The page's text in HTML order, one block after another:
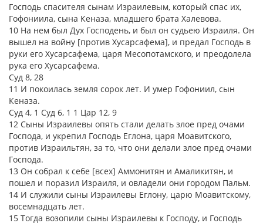
Господь спасителя сынам Израилевым, который спас их,
Гофониила, сына Кеназа, младшего брата Халевова.
10 На нем был Дух Господень, и был он судьею Израиля. Он
вышел на войну [против Хусарсафема], и предал Господь в
руки его Хусарсафема, царя Месопотамского, и преодолела
рука его Хусарсафема.
Суд 8, 28
11 И покоилась земля сорок лет. И умер Гофониил, сын
Кеназа.
Суд 4, 1 Суд 6, 1 1 Цар 12, 9
12 Сыны Израилевы опять стали делать злое пред очами
Господа, и укрепил Господь Еглона, царя Моавитского,
против Израильтян, за то, что они делали злое пред очами
Господа.
13 Он собрал к себе [всех] Аммонитян и Амаликитян, и
пошел и поразил Израиля, и овладели они городом Пальм.
14 И служили сыны Израилевы Еглону, царю Моавитскому,
восемнадцать лет.
15 Тогда возопили сыны Израилевы к Господу, и Господь